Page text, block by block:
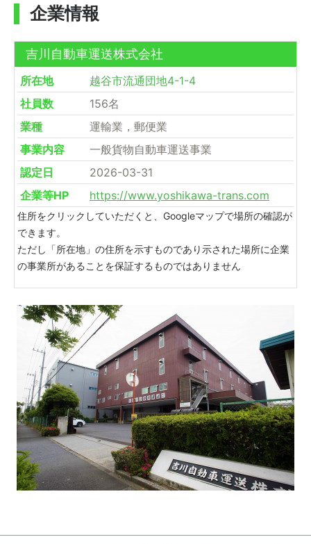
企業情報
吉川自動車運送株式会社
所在地
越谷市流通団地4-1-4
社員数
156名
業種
運輸業，郵便業
事業内容
一般貨物自動車運送事業
認定日
2026-03-31
企業等HP
https://www.yoshikawa-trans.com
住所をクリックしていただくと、Googleマップで場所の確認が
できます。
ただし「所在地」の住所を示すものであり示された場所に企業
の事業所があることを保証するものではありません